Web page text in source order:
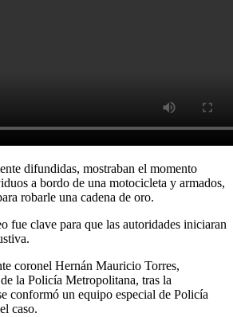
difundidas, mostraban el momento
a bordo de una motocicleta y armados,
robarle una cadena de oro.
fue clave para que las autoridades iniciaran
coronel Hernán Mauricio Torres,
la Policía Metropolitana, tras la
conformó un equipo especial de Policía
caso.